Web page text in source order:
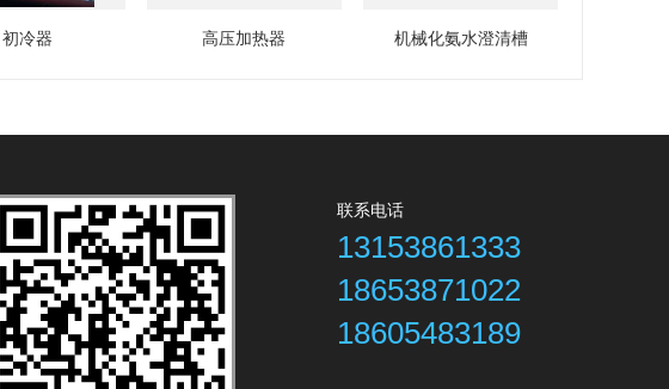
初冷器 高压加热器 机械化氨水澄清槽
联系电话
13153861333
18653871022
18605483189